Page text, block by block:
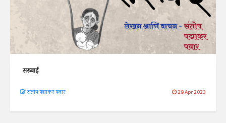
सरूबाई
संतोष पद्माकर पवार 29 Apr 2023